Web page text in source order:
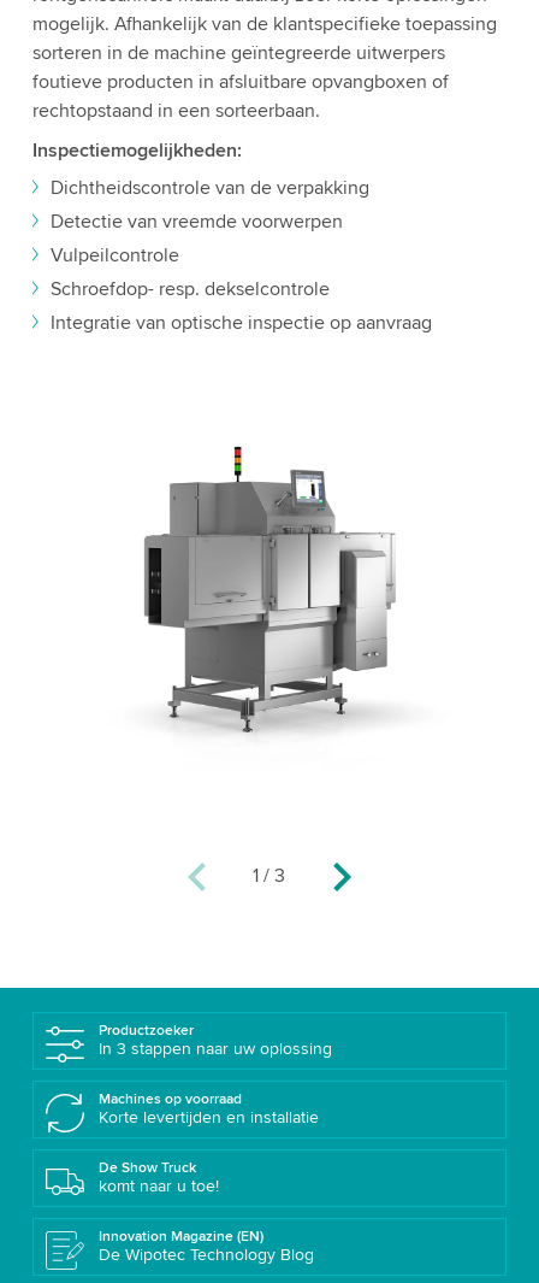
mogelijk. Afhankelijk van de klantspecifieke toepassing
sorteren in de machine geïntegreerde uitwerpers
foutieve producten in afsluitbare opvangboxen of
rechtopstaand in een sorteerbaan.
Inspectiemogelijkheden:
Dichtheidscontrole van de verpakking
Detectie van vreemde voorwerpen
Vulpeilcontrole
Schroefdop- resp. dekselcontrole
Integratie van optische inspectie op aanvraag
1 /3
Productzoeker
In 3 stappen naar uw oplossing
Machines op voorraad
Korte levertijden en installatie
De Show Truck
komt naar u toe!
Innovation Magazine (EN)
De Wipotec Technology Blog